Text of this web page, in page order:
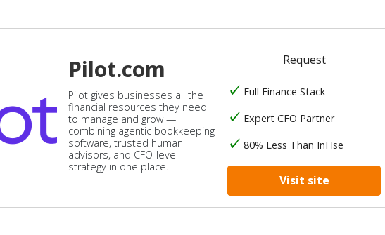
Pilot.com
Pilot gives businesses all the
financial resources they need
to manage and grow —
combining agentic bookkeeping
software, trusted human
advisors, and CFO-level
strategy in one place.
Request
Full Finance Stack
Expert CFO Partner
80% Less Than InHse
Visit site